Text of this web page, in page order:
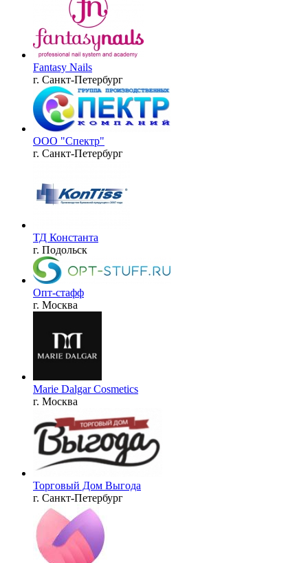
Fantasy Nails
г. Санкт-Петербург
ООО "Спектр"
г. Санкт-Петербург
ТД Константа
г. Подольск
Опт-стафф
г. Москва
Marie Dalgar Cosmetics
г. Москва
Торговый Дом Выгода
г. Санкт-Петербург